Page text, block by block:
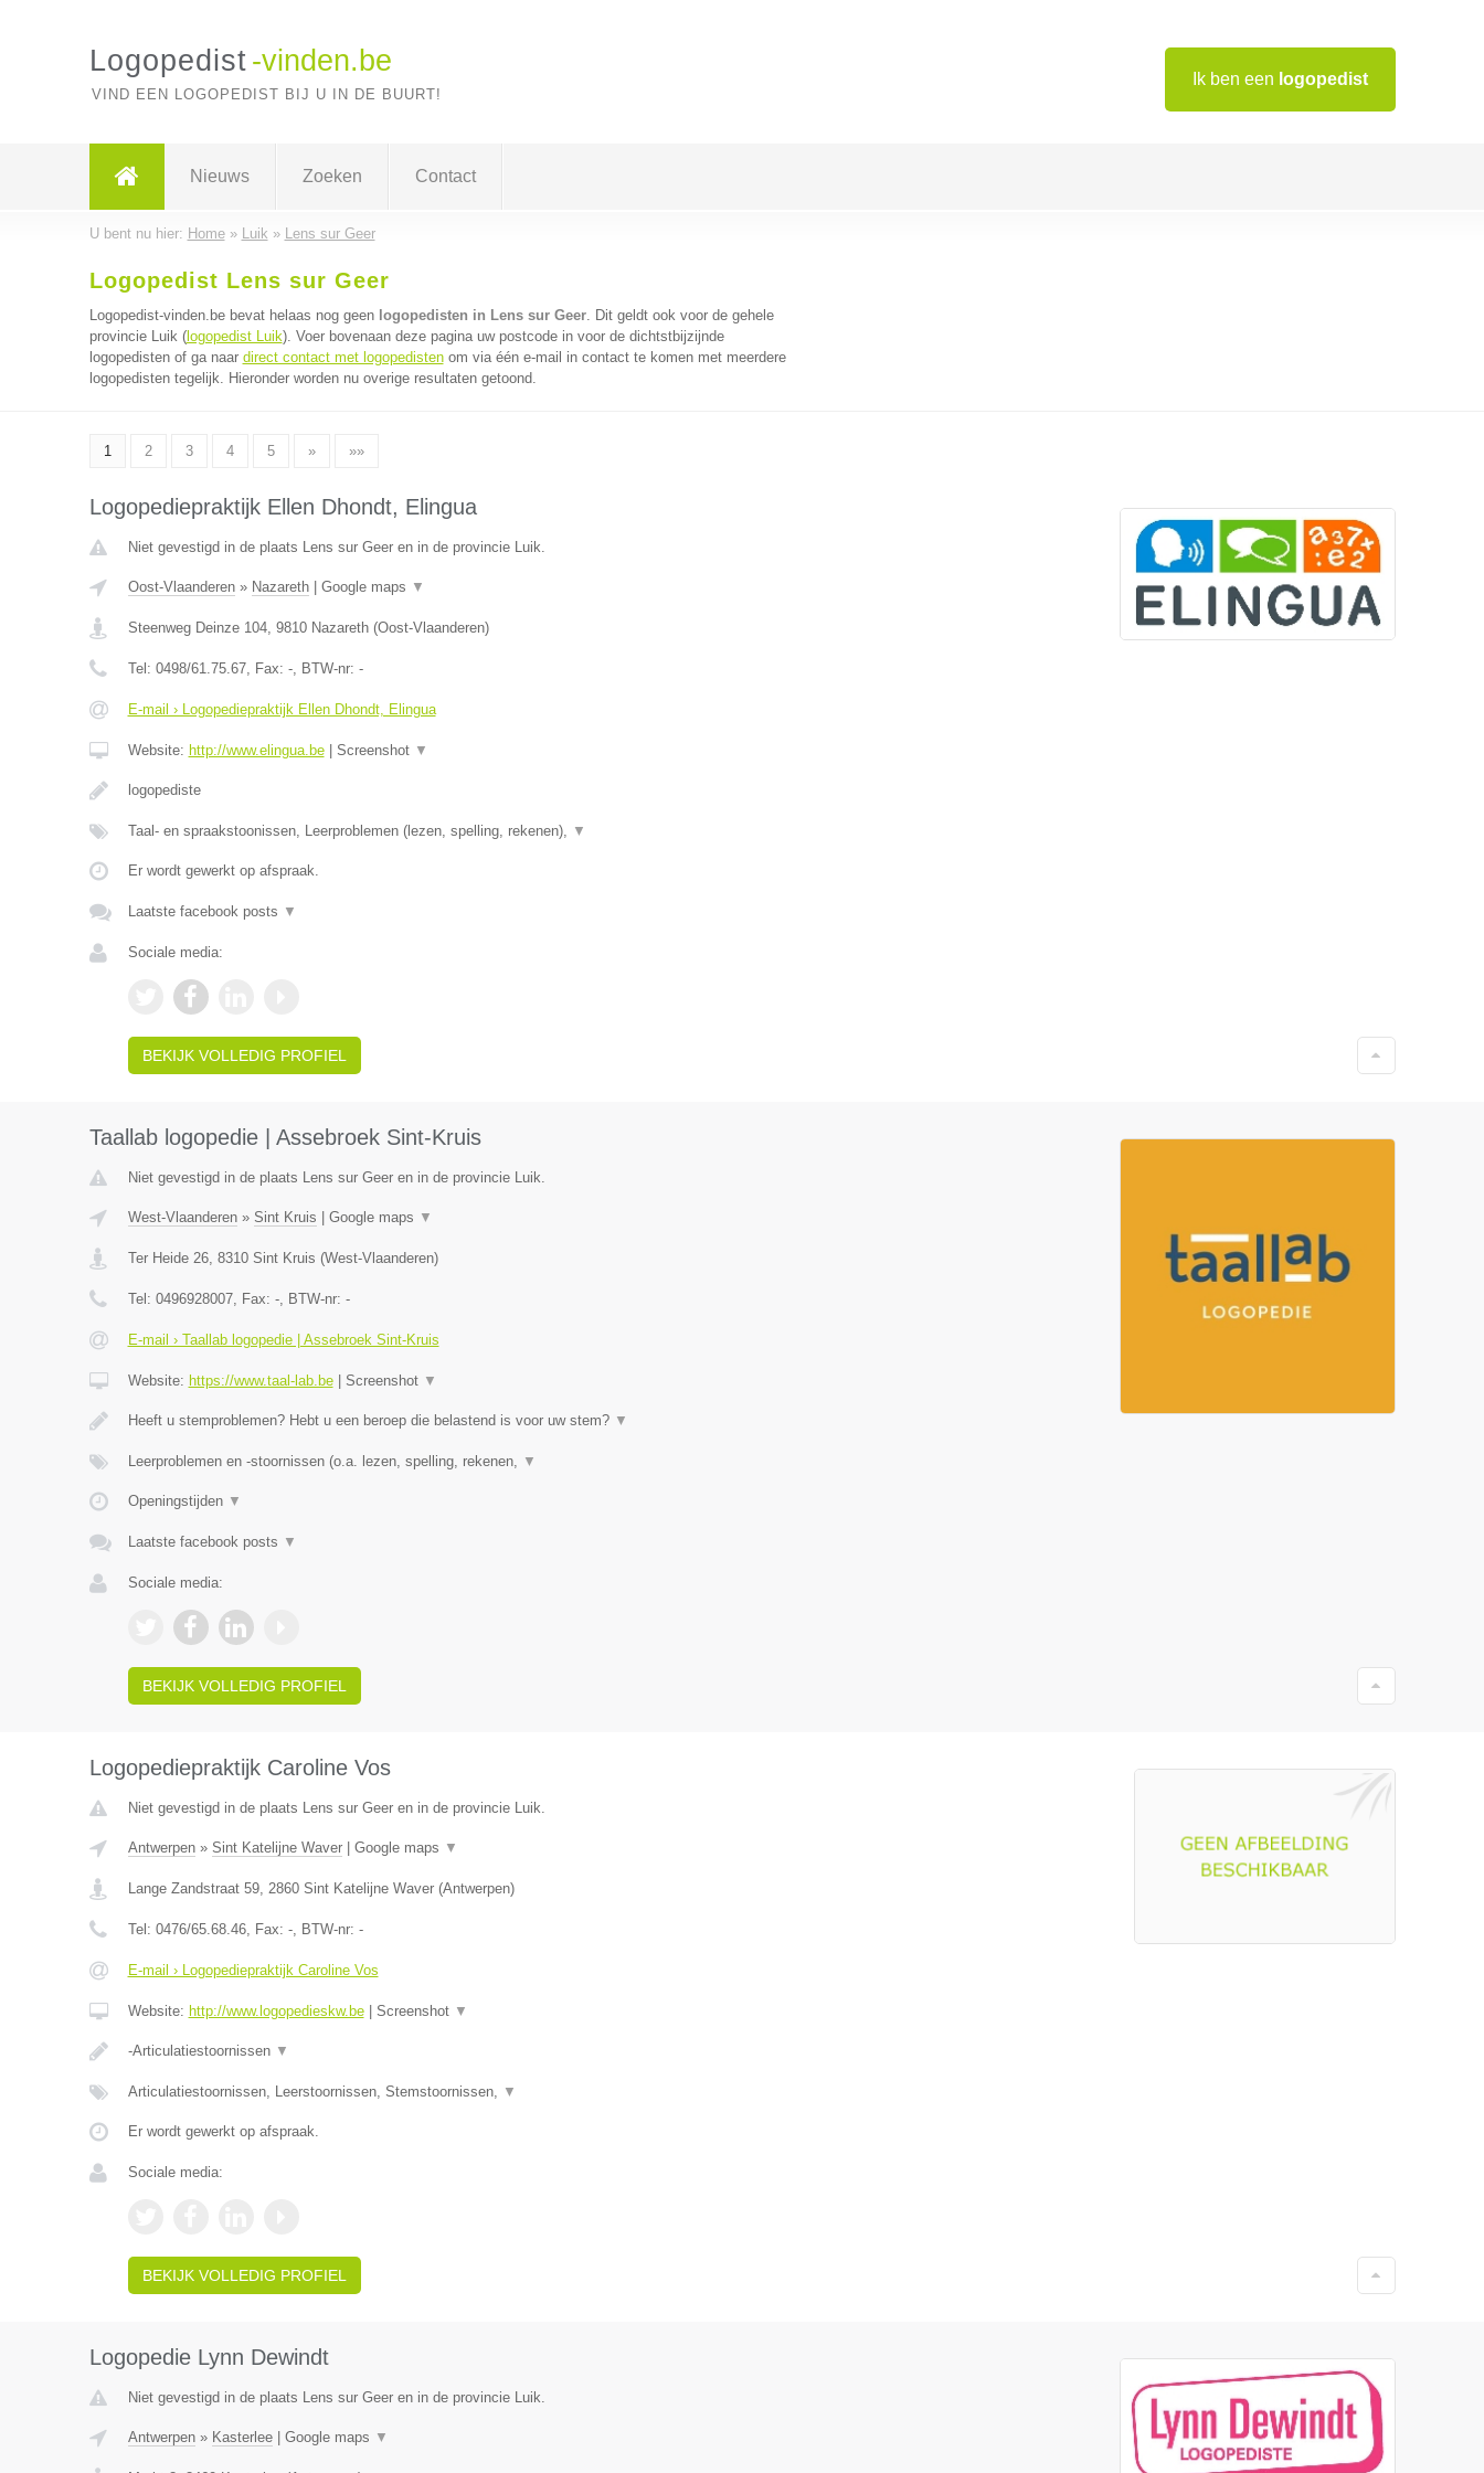
Ik ben een logopedist
Logopedist -vinden.be
VIND EEN LOGOPEDIST BIJ U IN DE BUURT!
Nieuws Zoeken Contact
U bent nu hier: Home» Luik » Lens sur Geer
Logopedist Lens sur Geer
Logopedist-vinden.be bevat helaas nog geen logopedisten in Lens sur Geer. Dit geldt ook voor de gehele
provincie Luik (logopedist Luik). Voer bovenaan deze pagina uw postcode in voor de dichtstbijzijnde
logopedisten of ga naar direct contact met logopedistenom via één e-mail in contact te komen met meerdere
logopedisten tegelijk. Hieronder worden nu overige resultaten getoond.
1 2 3 4 5 » »»
Logopediepraktijk Ellen Dhondt, Elingua
Niet gevestigd in de plaats Lens sur Geer en in de provincie Luik.
Oost-Vlaanderen» Nazareth| Google maps ▼
Steenweg Deinze 104, 9810 Nazareth(Oost-Vlaanderen)
Tel: 0498/61.75.67, Fax: -, BTW-nr: -
E-mail › Logopediepraktijk Ellen Dhondt, Elingua
Website: http://www.elingua.be| Screenshot ▼
logopediste
Taal- en spraakstoonissen, Leerproblemen (lezen, spelling, rekenen), ▼
Er wordt gewerkt op afspraak.
Laatste facebook posts ▼
Sociale media:
BEKIJK VOLLEDIG PROFIEL
Taallab logopedie | Assebroek Sint-Kruis
Niet gevestigd in de plaats Lens sur Geer en in de provincie Luik.
West-Vlaanderen» Sint Kruis Google maps ▼
Ter Heide 26, 8310 Sint Kruis (West-Vlaanderen)
Tel: 0496928007, Fax: -, BTW-nr: -
E-mail › Taallab logopedie | Assebroek Sint-Kruis
Website: https://www.taal-lab.be| Screenshot ▼
Heeft u stemproblemen? Hebt u een beroep die belastend is voor uw stem? ▼
Leerproblemen en -stoornissen (o.a. lezen, spelling, rekenen, ▼
Openingstijden ▼
Laatste facebook posts ▼
Sociale media:
BEKIJK VOLLEDIG PROFIEL
Logopediepraktijk Caroline Vos
Niet gevestigd in de plaats Lens sur Geer en in de provincie Luik.
Antwerpen» Sint Katelijne Waver| Google maps ▼
Lange Zandstraat 59, 2860 Sint Katelijne Waver(Antwerpen)
Tel: 0476/65.68.46, Fax: -, BTW-nr: -
E-mail › Logopediepraktijk Caroline Vos
Website: http://www.logopedieskw.be| Screenshot ▼
-Articulatiestoornissen ▼
Articulatiestoornissen, Leerstoornissen, Stemstoornissen, ▼
Er wordt gewerkt op afspraak.
Sociale media:
BEKIJK VOLLEDIG PROFIEL
Logopedie Lynn Dewindt
Niet gevestigd in de plaats Lens sur Geer en in de provincie Luik.
Antwerpen» Kasterlee| Google maps ▼